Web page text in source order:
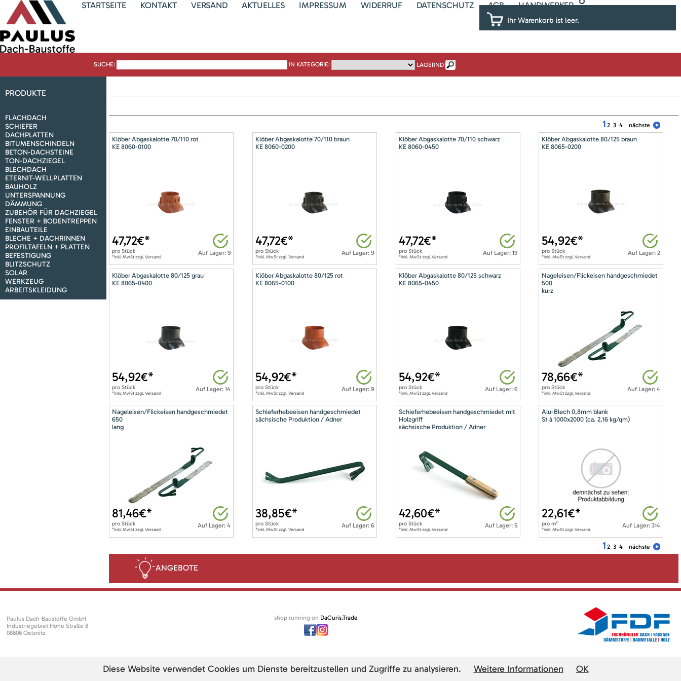
STARTSEITE KONTAKT VERSAND AKTUELLES IMPRESSUM WIDERRUF DATENSCHUTZ AGB HANDWERKER
Ihr Warenkorb ist leer.
SUCHE: IN KATEGORIE: LAGERND
PRODUKTE
FLACHDACH
SCHIEFER
DACHPLATTEN
BITUMENSCHINDELN
BETON-DACHSTEINE
TON-DACHZIEGEL
BLECHDACH
ETERNIT-WELLPLATTEN
BAUHOLZ
UNTERSPANNUNG
DÄMMUNG
ZUBEHÖR FÜR DACHZIEGEL
FENSTER + BODENTREPPEN
EINBAUTEILE
BLECHE + DACHRINNEN
PROFILTAFELN + PLATTEN
BEFESTIGUNG
BLITZSCHUTZ
SOLAR
WERKZEUG
ARBEITSKLEIDUNG
1 2 3 4 nächste
Klöber Abgaskalotte 70/110 rot
KE 8060-0100
Auf Lager: 9
47,72€*
pro Stück
*inkl. MwSt zzgl. Versand
Klöber Abgaskalotte 70/110 braun
KE 8060-0200
Auf Lager: 9
47,72€*
pro Stück
*inkl. MwSt zzgl. Versand
Klöber Abgaskalotte 70/110 schwarz
KE 8060-0450
Auf Lager: 19
47,72€*
pro Stück
*inkl. MwSt zzgl. Versand
Klöber Abgaskalotte 80/125 braun
KE 8065-0200
Auf Lager: 2
54,92€*
proStück
*inkl. MwSt zzgl. Versand
Klöber Abgaskalotte 80/125 grau
KE 8065-0400
Auf Lager: 14
54,92€*
pro Stück
*inkl. MwSt zzgl. Versand
Klöber Abgaskalotte 80/125 rot
KE 8065-0100
Auf Lager: 9
54,92€*
pro Stück
*inkl. MwSt zzgl. Versand
Klöber Abgaskalotte 80/125 schwarz
KE 8065-0450
Auf Lager: 6
54,92€*
pro Stück
*inkl. MwSt zzgl. Versand
Nageleisen/Flickeisen handgeschmiedet
500
kurz
Auf Lager: 4
78,66€*
proStück
*inkl. MwSt zzgl. Versand
Nageleisen/Flickeisen handgeschmiedet
650
lang
Auf Lager: 4
81,46€*
pro Stück
*inkl. MwSt zzgl. Versand
Schieferhebeeisen handgeschmiedet
sächsische Produktion / Adner
Auf Lager: 6
38,85€*
pro Stück
*inkl. MwSt zzgl. Versand
Schieferhebeeisen handgeschmiedet mit
Holzgriff
sächsische Produktion / Adner
Auf Lager: 5
42,60€*
pro Stück
*inkl. MwSt zzgl. Versand
Alu-Blech 0,8mm blank
St à 1000x2000 (ca. 2,16 kg/qm)
Auf Lager: 314
22,61€*
prom²
*inkl. MwSt zzgl. Versand
1 2 3 4 nächste
ANGEBOTE
Paulus Dach-Baustoffe GmbH
Industriegebiet Hohe Straße 8
08606 Oelsnitz
shop running on DaCuris.Trade
Diese Website verwendet Cookies um Dienste bereitzustellen und Zugriffe zu analysieren. Weitere Informationen OK